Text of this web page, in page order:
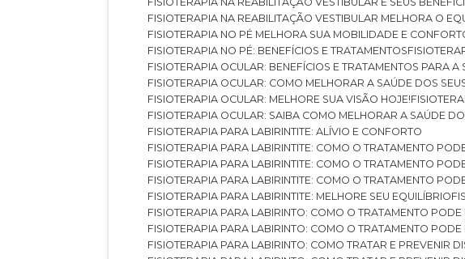
FISIOTERAPIA NA REABILITAÇÃO VESTIBULAR MELHORA O
FISIOTERAPIA NO PÉ MELHORA SUA MOBILIDADE E
FISIOTERAPIA NO PÉ: BENEFÍCIOS E TRATAMENTOS
FISIOTERAPIA OCULAR: BENEFÍCIOS E TRATAMENTOS PARA A
FISIOTERAPIA OCULAR: COMO MELHORAR A SAÚDE DOS
FISIOTERAPIA OCULAR: MELHORE SUA VISÃO HOJE!
FISIOTERAPIA OCULAR: SAIBA COMO MELHORAR A SAÚDE
FISIOTERAPIA PARA LABIRINTITE: ALÍVIO E CONFORTO
FISIOTERAPIA PARA LABIRINTITE: COMO O TRATAMENTO
FISIOTERAPIA PARA LABIRINTITE: COMO O TRATAMENTO
FISIOTERAPIA PARA LABIRINTITE: COMO O TRATAMENTO
FISIOTERAPIA PARA LABIRINTITE: MELHORE SEU EQUILÍBRIO
FISIOTERAPIA PARA LABIRINTO: COMO O TRATAMENTO
FISIOTERAPIA PARA LABIRINTO: COMO O TRATAMENTO
FISIOTERAPIA PARA LABIRINTO: COMO TRATAR E PREVENIR